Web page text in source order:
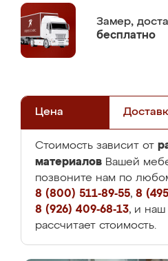
Замер,
бесплатно
Цена
Стоимость зависит от
материалов Вашей
позвоните нам по
8 (800) 511-89-55, 8
8 (926) 409-68-13, и
рассчитает стоимость.